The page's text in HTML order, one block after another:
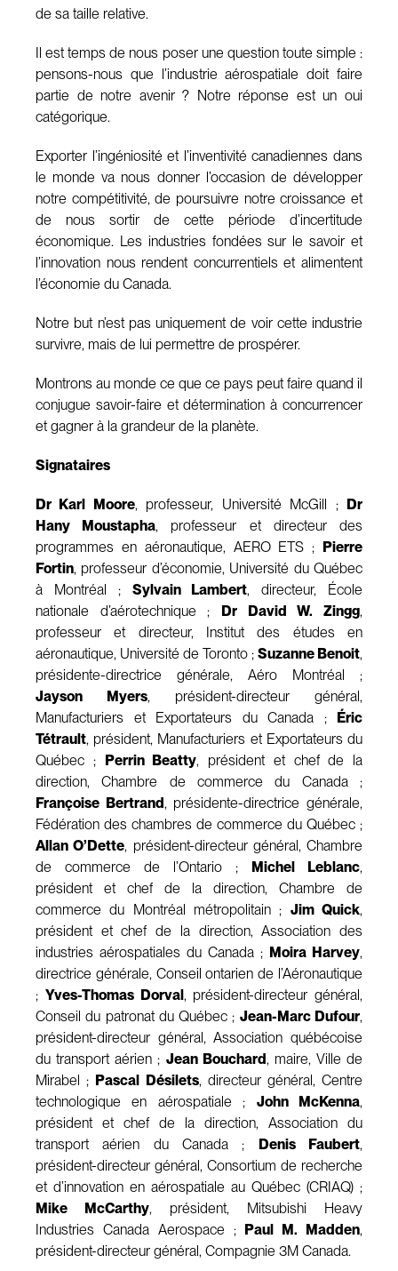
de sa taille relative.
Il est temps de nous poser une question toute simple :
pensons-nous que l’industrie aérospatiale doit faire
partie de notre avenir ? Notre réponse est un oui
catégorique.
Exporter l’ingéniosité et l’inventivité canadiennes dans
le monde va nous donner l’occasion de développer
notre compétitivité, de poursuivre notre croissance et
de nous sortir de cette période d’incertitude
économique. Les industries fondées sur le savoir et
l’innovation nous rendent concurrentiels et alimentent
l’économie du Canada.
Notre but n’est pas uniquement de voir cette industrie
survivre, mais de lui permettre de prospérer.
Montrons au monde ce que ce pays peut faire quand il
conjugue savoir-faire et détermination à concurrencer
et gagner à la grandeur de la planète.
Signataires
Dr Karl Moore, professeur, Université McGill ;
Dr
Hany Moustapha, professeur et directeur des
programmes en aéronautique, AERO ETS ;
Pierre
Fortin, professeur d’économie, Université du Québec
à Montréal ; Sylvain Lambert, directeur, École
nationale d’aérotechnique ;
Dr David W. Zingg,
professeur et directeur, Institut des études en
aéronautique, Université de Toronto ; Suzanne Benoit,
présidente-directrice générale, Aéro Montréal ;
Jayson Myers, président-directeur général,
Manufacturiers et Exportateurs du Canada ;
Éric
Tétrault, président, Manufacturiers et Exportateurs du
Québec ;
Perrin Beatty, président et chef de la
direction, Chambre de commerce du Canada ;
Françoise Bertrand, présidente-directrice générale,
Fédération des chambres de commerce du Québec ;
Allan O’Dette, président-directeur général, Chambre
de commerce de l’Ontario ;
Michel Leblanc,
président et chef de la direction, Chambre de
commerce du Montréal métropolitain ; Jim Quick,
président et chef de la direction, Association des
industries aérospatiales du Canada ; Moira Harvey,
directrice générale, Conseil ontarien de l’Aéronautique
; Yves-Thomas Dorval , président-directeur général,
Conseil du patronat du Québec ; Jean-Marc Dufour,
président-directeur général, Association québécoise
du transport aérien ; Jean Bouchard, maire, Ville de
Mirabel ; Pascal Désilets, directeur général, Centre
technologique en aérospatiale ; John McKenna,
président et chef de la direction, Association du
transport aérien du Canada ;
Denis Faubert,
président-directeur général, Consortium de recherche
et d’innovation en aérospatiale au Québec (CRIAQ) ;
Mike McCarthy, président, Mitsubishi Heavy
Industries Canada Aerospace ;
Paul M. Madden,
président-directeur général, Compagnie 3M Canada.